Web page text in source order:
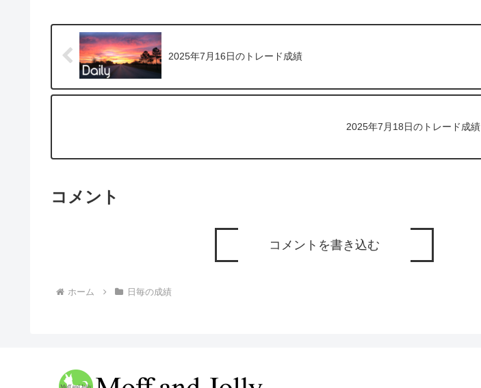
2025年7月16日のトレード成績
2025年7月18日のトレード成績
コメント
コメントを書き込む
ホーム 日毎の成績